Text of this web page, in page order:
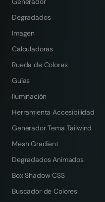
Degradados
Imagen
Calculadoras
Rueda de Colores
Guías
Iluminación
Herramienta Accesibilidad
Generador Tema Tailwind
Mesh Gradient
Degradados Animados
Box Shadow CSS
Buscador de Colores